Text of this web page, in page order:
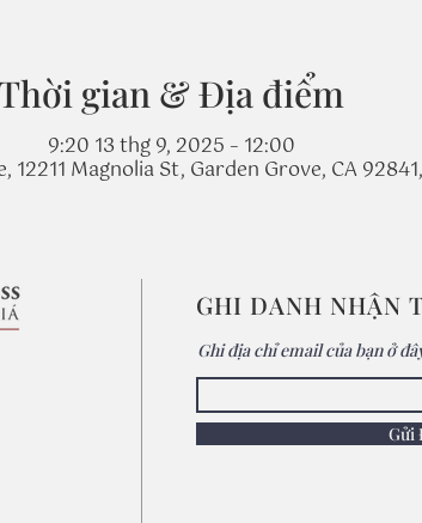
Thời gian & Địa điểm
9:20 13 thg 9, 2025 – 12:00
12211 Magnolia St, Garden Grove, CA
GHI DANH NHẬN
Ghi địa chỉ email của bạn ở
Gửi